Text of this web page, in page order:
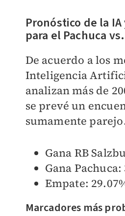
Pronóstico de la
para el Pachuca
De acuerdo a los
Inteligencia
analizan más de
se prevé un
sumamente
Gana RB
Gana Pachuca:
Empate:
Marcadores más